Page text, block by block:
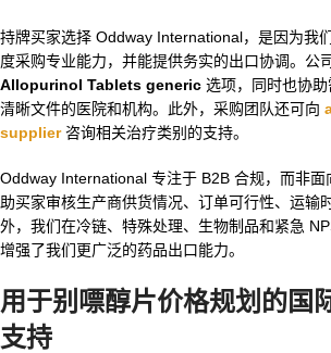
持牌买家选择 Oddway International，是因为我
度采购专业能力，并能提供务实的出口协调。公
Allopurinol Tablets generic 选项，同时也协
清晰文件的医院和机构。此外，采购团队还可向
supplier咨询相关治疗类别的支持。
Oddway International 专注于 B2B 合规，而非面
助买家审核生产商供货情况、订单可行性、运输
外，我们在冷链、特殊处理、生物制品和紧急
增强了我们更广泛的药品出口能力。
用于别嘌醇片价格规划的国
支持